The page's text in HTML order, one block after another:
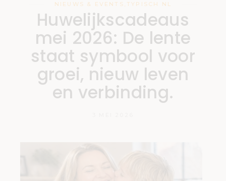
NIEUWS & EVENTS ,TYPISCH NL
Huwelijkscadeaus
mei 2026: De lente
staat symbool voor
groei, nieuw leven
en verbinding.